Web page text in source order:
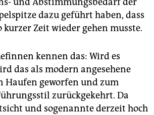
dazu geführt haben, dass
kurzer Zeit wieder gehen musste.
kennen das: Wird es
das als modern angesehene
Haufen geworfen und zum
zurückgekehrt. Da
und sogenannte derzeit hoch